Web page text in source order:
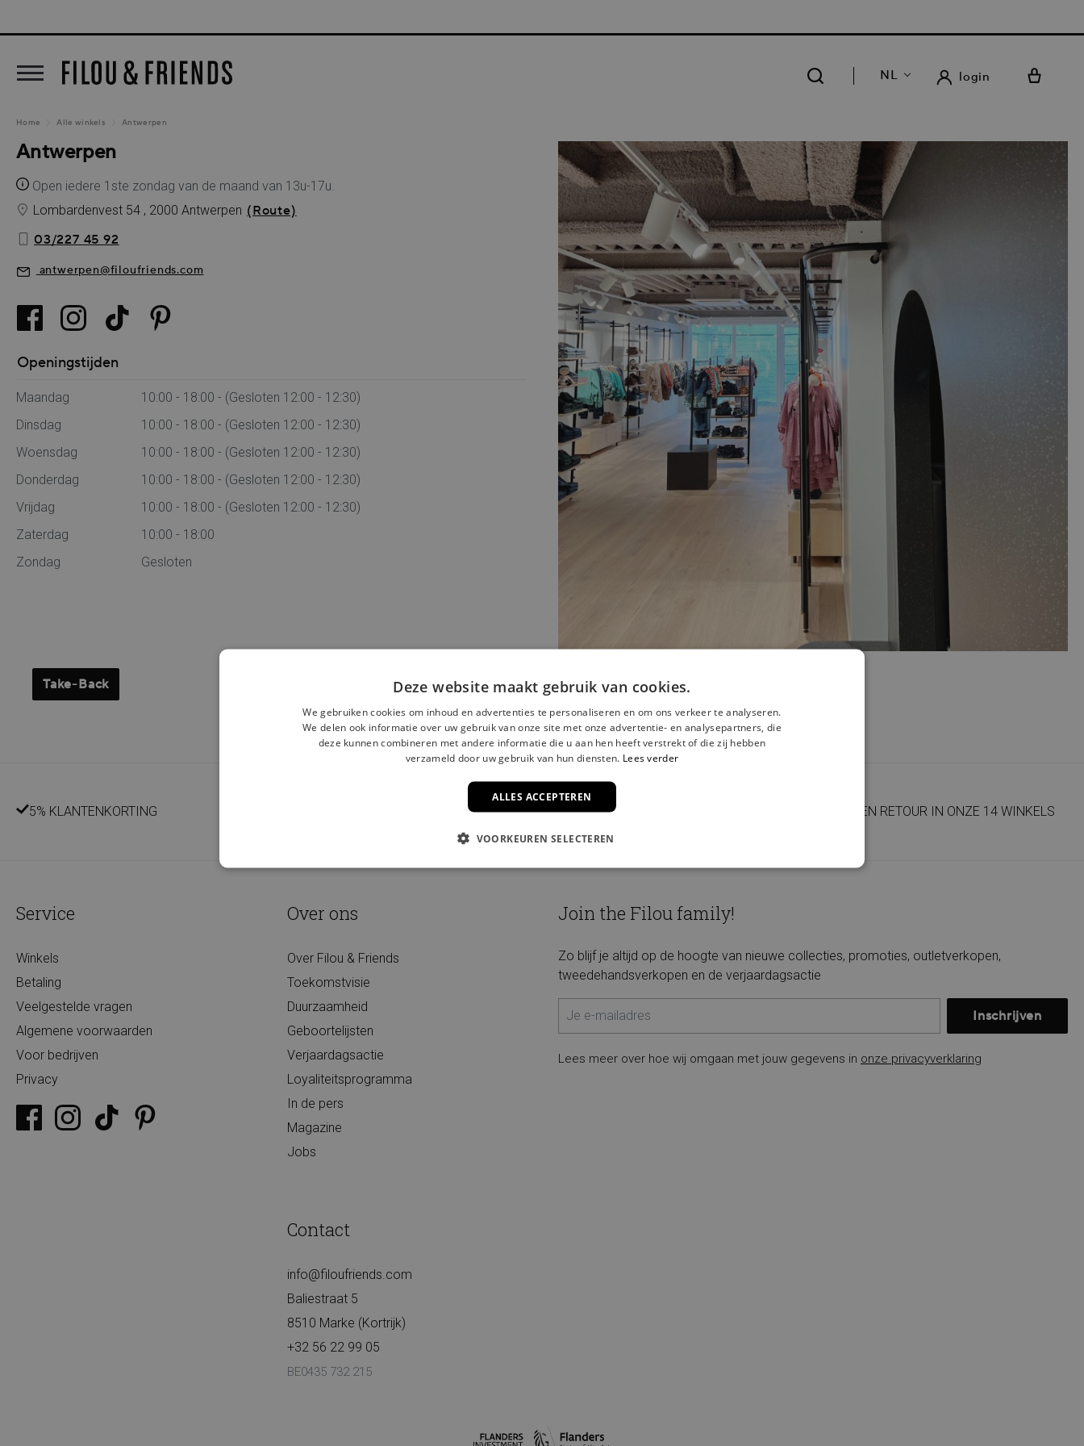
NL login
Home Alle winkels Antwerpen
Antwerpen
Open iedere 1ste zondag van de maand van 13u-17u.
Lombardenvest 54 , 2000 Antwerpen (Route)
03/227 45 92
antwerpen@filoufriends.com
Openingstijden
Maandag
10:00 - 18:00 - (Gesloten 12:00 - 12:30)
Dinsdag
10:00 - 18:00 - (Gesloten 12:00 - 12:30)
Woensdag
10:00 - 18:00 - (Gesloten 12:00 - 12:30)
Donderdag
10:00 - 18:00 - (Gesloten 12:00 - 12:30)
Vrijdag
10:00 - 18:00 - (Gesloten 12:00 - 12:30)
Zaterdag
10:00 - 18:00
Zondag
Gesloten
Take-Back
5% KLANTENKORTING GRATIS THUISLEVERING VANAF €75 GRATIS LEVERING EN RETOUR IN ONZE 14 WINKELS
Service
Winkels
Betaling
Veelgestelde vragen
Algemene voorwaarden
Voor bedrijven
Privacy
Over ons
Over Filou & Friends
Toekomstvisie
Duurzaamheid
Geboortelijsten
Verjaardagsactie
Loyaliteitsprogramma
In de pers
Magazine
Jobs
Contact
info@filoufriends.com
Baliestraat 5
8510 Marke (Kortrijk)
+32 56 22 99 05
BE0435 732 215
Join the Filou family!
Zo blijf je altijd op de hoogte van nieuwe collecties, promoties, outletverkopen,
tweedehandsverkopen en de verjaardagsactie
Inschrijven
Lees meer over hoe wij omgaan met jouw gegevens in onze privacyverklaring
Deze website maakt gebruik van cookies.
We gebruiken cookies om inhoud en advertenties te personaliseren en om ons verkeer te analyseren.
We delen ook informatie over uw gebruik van onze site met onze advertentie- en analysepartners, die
deze kunnen combineren met andere informatie die u aan hen heeft verstrekt of die zij hebben
verzameld door uw gebruik van hun diensten. Lees verder
ALLES ACCEPTEREN
VOORKEUREN SELECTEREN